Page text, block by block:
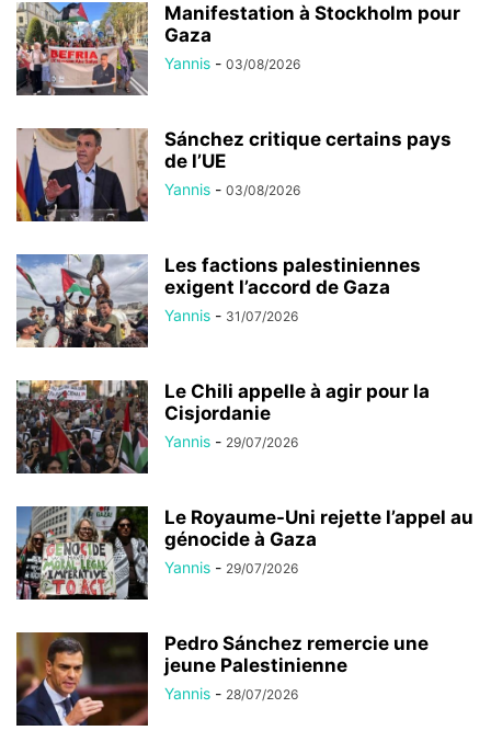
Manifestation à Stockholm pour
Gaza
Yannis - 03/08/2026
Sánchez critique certains pays
de l’UE
Yannis - 03/08/2026
Les factions palestiniennes
exigent l’accord de Gaza
Yannis - 31/07/2026
Le Chili appelle à agir pour la
Cisjordanie
Yannis - 29/07/2026
Le Royaume-Uni rejette l’appel au
génocide à Gaza
Yannis - 29/07/2026
Pedro Sánchez remercie une
jeune Palestinienne
Yannis - 28/07/2026